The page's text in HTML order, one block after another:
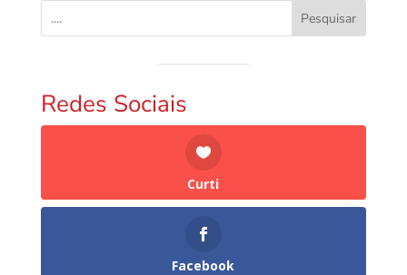
Pesquisar
Redes Sociais
Curti
Facebook